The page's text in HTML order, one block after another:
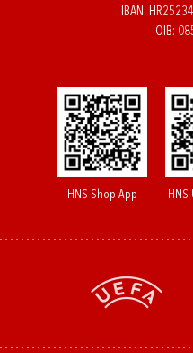
IBAN:
OIB:
HNS Shop App HNS